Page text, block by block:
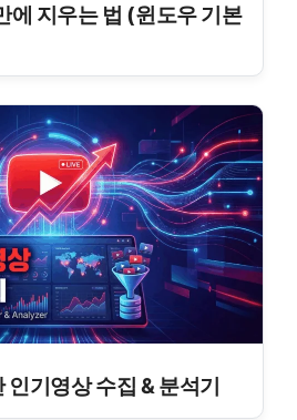
에 지우는 법 (윈도우 기본
기영상 수집 & 분석기